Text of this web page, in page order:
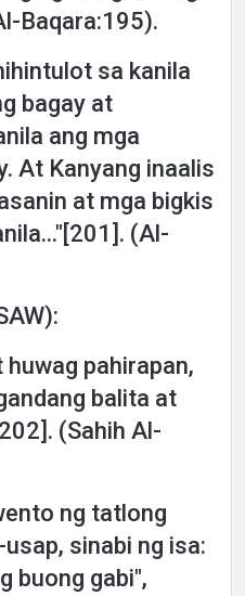
Baqara:195).
sa kanila
bagay at
ang mga
At Kanyang inaalis
at mga bigkis
(Al-
pahirapan,
balita at
(Sahih Al-
ng tatlong
sinabi ng isa:
buong gabi",